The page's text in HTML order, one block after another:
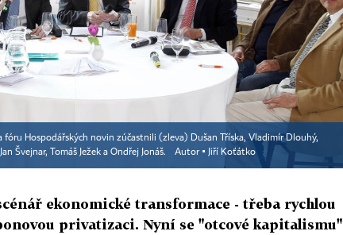
fóru Hospodářských novin zúčastnili (zleva) Dušan Tříska, Vladimír Dlouhý,
Švejnar, Tomáš Ježek a Ondřej Jonáš.
Autor ▪ Jiří Koťátko
ekonomické transformace - třeba rychlou
privatizaci. Nyní se "otcové kapitalismu"